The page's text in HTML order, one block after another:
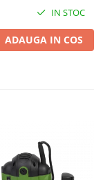
IN STOC
ADAUGA IN COS